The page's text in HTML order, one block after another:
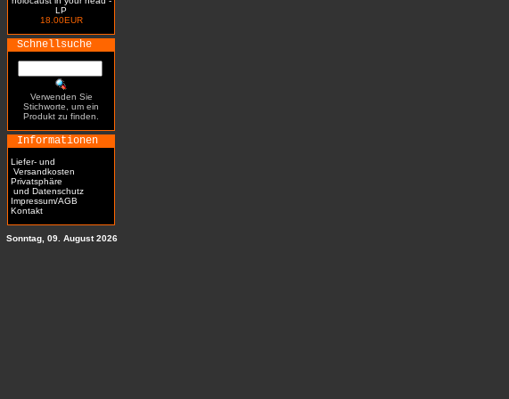
LP
18.00EUR
Schnellsuche
Verwenden Sie
Stichworte, um ein
Produkt zu finden.
Informationen
Liefer- und
Versandkosten
Privatsphäre
und Datenschutz
Impressum/AGB
Kontakt
Sonntag, 09. August 2026